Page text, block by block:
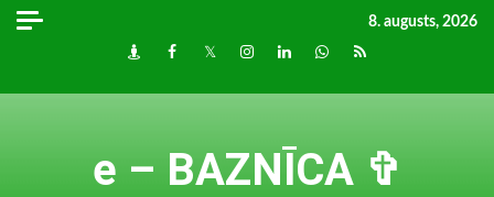
Skip
8. augusts, 2026
DraugiemFacebook
TwitterInstagram
LinkedInwhatsapp
RSS
e – BAZNĪCA ✞